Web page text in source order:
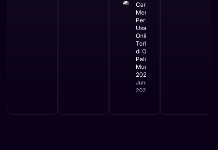
Cara
Mengurus
Perizinan
Usaha
Online
Terbaru
di OSS
Paling
Mudah
2026
June 2,
2026